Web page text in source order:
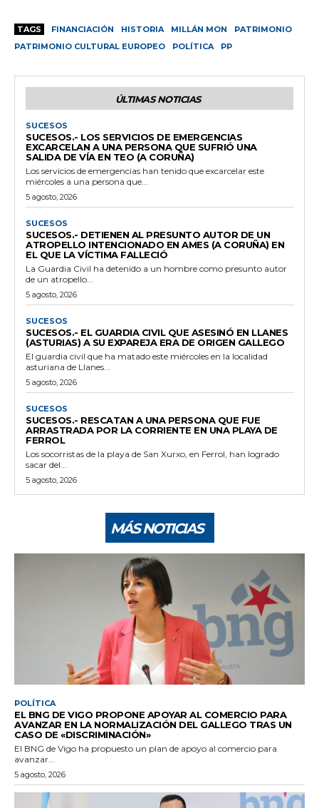
TAGS FINANCIACIÓN HISTORIA MILLÁN MON
PATRIMONIO
PATRIMONIO CULTURAL EUROPEO
POLÍTICA PP
ÚLTIMAS NOTICIAS
SUCESOS
SUCESOS.- LOS SERVICIOS DE EMERGENCIAS
EXCARCELAN A UNA PERSONA QUE SUFRIÓ UNA
SALIDA DE VÍA EN TEO (A CORUÑA)
Los servicios de emergencias han tenido que excarcelar este
miércoles a una persona que...
5 agosto, 2026
SUCESOS
SUCESOS.- DETIENEN AL PRESUNTO AUTOR DE UN
ATROPELLO INTENCIONADO EN AMES (A CORUÑA) EN
EL QUE LA VÍCTIMA FALLECIÓ
La Guardia Civil ha detenido a un hombre como presunto autor
de un atropello...
5 agosto, 2026
SUCESOS
SUCESOS.- EL GUARDIA CIVIL QUE ASESINÓ EN LLANES
(ASTURIAS) A SU EXPAREJA ERA DE ORIGEN GALLEGO
El guardia civil que ha matado este miércoles en la localidad
asturiana de Llanes...
5 agosto, 2026
SUCESOS
SUCESOS.- RESCATAN A UNA PERSONA QUE FUE
ARRASTRADA POR LA CORRIENTE EN UNA PLAYA DE
FERROL
Los socorristas de la playa de San Xurxo, en Ferrol, han logrado
sacar del...
5 agosto, 2026
MÁS NOTICIAS
POLÍTICA
EL BNG DE VIGO PROPONE APOYAR AL COMERCIO PARA
AVANZAR EN LA NORMALIZACIÓN DEL GALLEGO TRAS UN
CASO DE «DISCRIMINACIÓN»
El BNG de Vigo ha propuesto un plan de apoyo al comercio para
avanzar...
5 agosto, 2026